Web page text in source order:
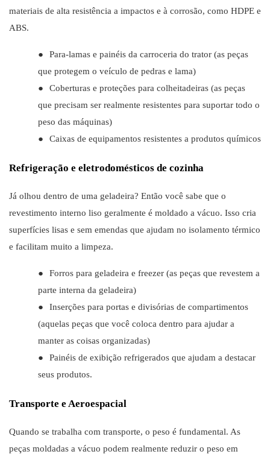
materiais de alta resistência a impactos e à corrosão, como HDPE e
ABS.
●
Para-lamas e painéis da carroceria do trator (as peças
que protegem o veículo de pedras e lama)
●
Coberturas e proteções para colheitadeiras (as peças
que precisam ser realmente resistentes para suportar todo o
peso das máquinas)
●
Caixas de equipamentos resistentes a produtos químicos
Refrigeração e eletrodomésticos de cozinha
Já olhou dentro de uma geladeira? Então você sabe que o
revestimento interno liso geralmente é moldado a vácuo. Isso cria
superfícies lisas e sem emendas que ajudam no isolamento térmico
e facilitam muito a limpeza.
●
Forros para geladeira e freezer (as peças que revestem a
parte interna da geladeira)
●
Inserções para portas e divisórias de compartimentos
(aquelas peças que você coloca dentro para ajudar a
manter as coisas organizadas)
●
Painéis de exibição refrigerados que ajudam a destacar
seus produtos.
Transporte e Aeroespacial
Quando se trabalha com transporte, o peso é fundamental. As
peças moldadas a vácuo podem realmente reduzir o peso em